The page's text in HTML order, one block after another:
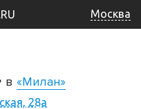
Москва
в «Милан»
28а